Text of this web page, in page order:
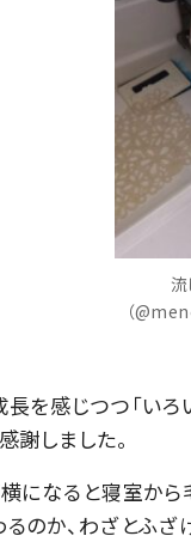
（
を感じつつ「い
謝しました。
になると寝室から
のか、わざとふ